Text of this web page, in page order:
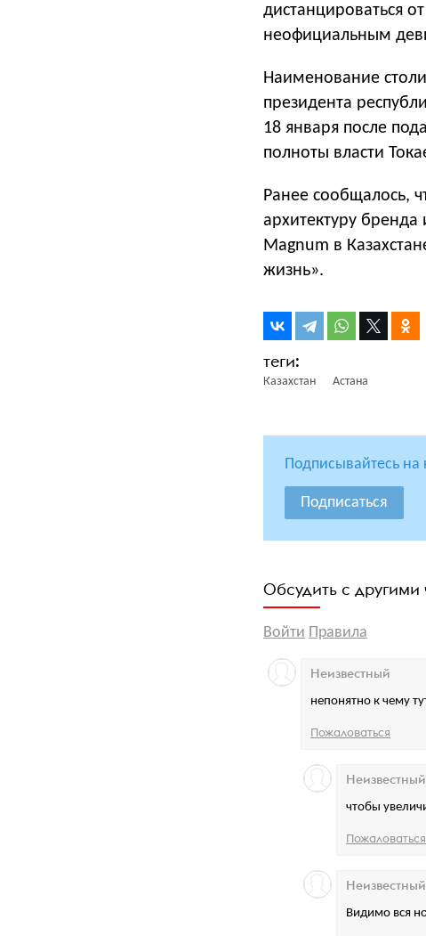
дистанцироваться
неофициальным
Наименование
президента
18 января после
полноты власти
Ранее сообщалось,
архитектуру
Magnum в
жизнь».
Казахстан Астана
Подписывайтесь на
Подписаться
Обсудить с другими
Войти Правила
непонятно к чему
Неизвестный
Пожаловаться
чтобы
Неизвестный
Пожаловаться
Видимо вся
Неизвестный